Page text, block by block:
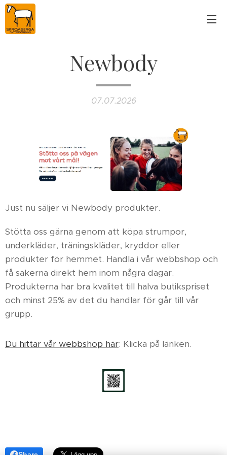
Newbody
07.07.2026
Just nu säljer vi Newbody produkter.
Stötta oss gärna genom att köpa strumpor,
underkläder, träningskläder, kryddor eller
produkter för hemmet. Handla i vår webbshop och
få sakerna direkt hem inom några dagar.
Produkterna har bra kvalitet till halva butikspriset
och minst 25% av det du handlar för går till vår
grupp.
Du hittar vår webbshop här: Klicka på länken.